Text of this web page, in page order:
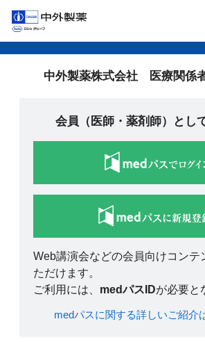
中外製薬株式会社 医療関係
会員（医師・薬剤師）とし
Web講演会などの会員向けコンテ
ただけます。
ご利用には、 medパスIDが必要と
medパスに関する詳しいご紹介